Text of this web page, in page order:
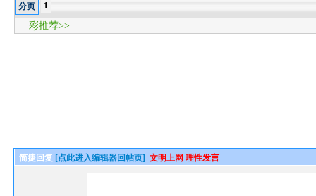
分页 1
彩推荐>>
简捷回复 [点此进入编辑器回帖页] 文明上网 理性发言